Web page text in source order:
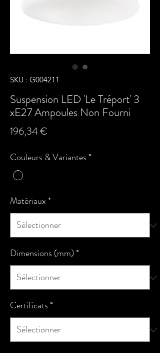
SKU : G004211
Suspension LED 'Le Tréport' 3
xE27 Ampoules Non Fourni
196,34 €
Couleurs & Variantes*
Matériaux*
Dimensions (mm)*
Certificats*